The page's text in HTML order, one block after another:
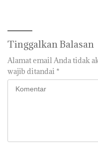
Tinggalkan Balasan
Alamat email Anda tidak
wajib ditandai *